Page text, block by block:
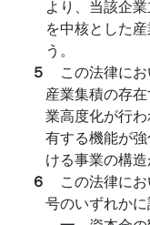
より、当該企
を中核とした
う。
５ この法律に
産業集積の存
業高度化が行
有する機能が
ける事業の構造
６ この法律に
号のいずれかに